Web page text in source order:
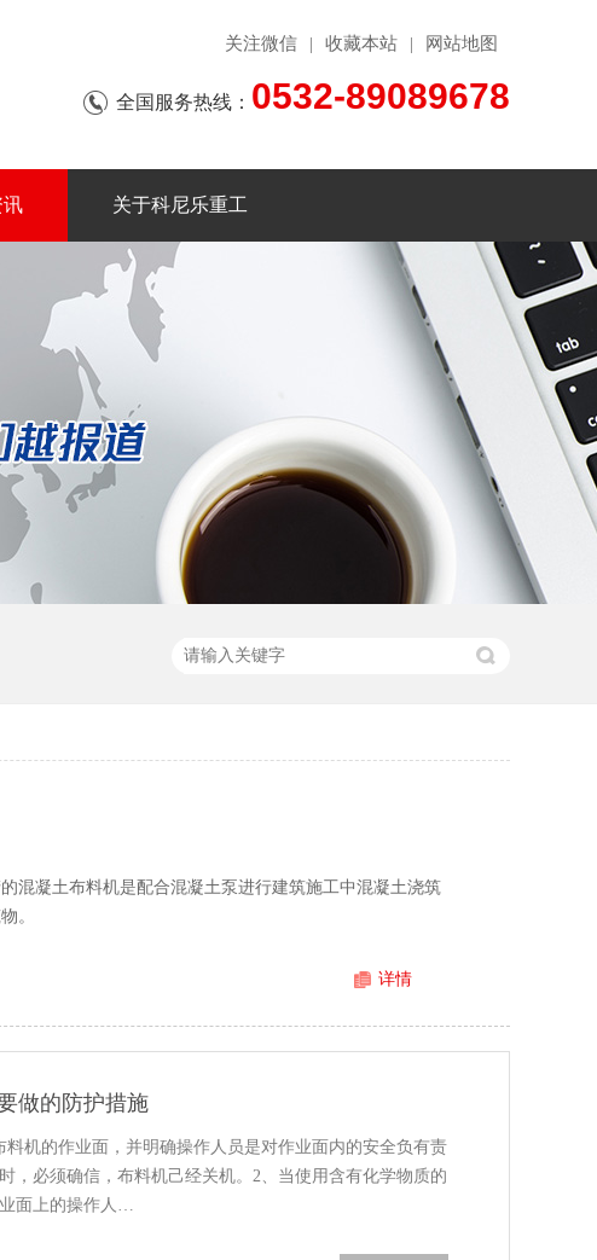
关注微信 收藏本站 网站地图
全国服务热线： 0532-89089678
讯 关于科尼乐重工
混凝土布料机是配合混凝土泵进行建筑施工中混凝土浇筑
。
详情
做的防护措施
料机的作业面，并明确操作人员是对作业面内的安全负有责
，必须确信，布料机己经关机。2、当使用含有化学物质的
面上的操作人…